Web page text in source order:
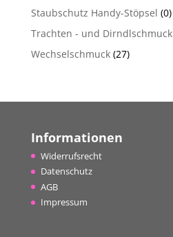
Staubschutz Handy-Stöpsel (0)
Trachten - und Dirndlschmuck
Wechselschmuck (27)
Informationen
Widerrufsrecht
Datenschutz
AGB
Impressum